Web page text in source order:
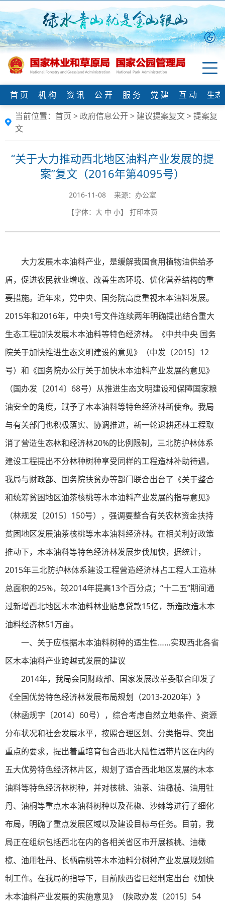
首 页 机 构 资 讯 公 开 服 务 党 建 互 动
生
当前位置： 首页 >政府信息公开>建议提案复文>提案复
文
“关于大力推动西北地区油料产业发展的提
案”复文（2016年第4095号）
2016-11-08 来源：办公室
【字体： 大 中 小】 打印本页
大力发展木本油料产业，是缓解我国食用植物油供给矛
盾，促进农民就业增收、改善生态环境、优化营养结构的重
要措施。近年来，党中央、国务院高度重视木本油料发展。
2015年和2016年，中央1号文件连续两年明确提出结合重大
生态工程加快发展木本油料等特色经济林。《中共中央 国务
院关于加快推进生态文明建设的意见》（中发〔2015〕12
号）和《国务院办公厅关于加快木本油料产业发展的意见》
（国办发〔2014〕68号）从推进生态文明建设和保障国家粮
油安全的角度，赋予了木本油料等特色经济林新使命。我局
与有关部门也积极落实、协调推进，新一轮退耕还林工程取
消了营造生态林和经济林20%的比例限制，三北防护林体系
建设工程提出不分林种树种享受同样的工程造林补助待遇，
我局与财政部、国务院扶贫办等部门联合出台了《关于整合
和统筹贫困地区油茶核桃等木本油料产业发展的指导意见》
（林规发〔2015〕150号），强调要整合有关农林资金扶持
贫困地区发展油茶核桃等木本油料经济林。在相关利好政策
推动下，木本油料等特色经济林发展步伐加快，据统计，
2015年三北防护林体系建设工程营造经济林占工程人工造林
总面积的25%，较2014年提高13个百分点；“十二五”期间通
过新增西北地区木本油料林业贴息贷款15亿，新造改造木本
油料经济林51万亩。
一、关于应根据木本油料树种的适生性……实现西北各省
区木本油料产业跨越式发展的建议
2014年，我局会同财政部、国家发展改革委联合印发了
《全国优势特色经济林发展布局规划（2013-2020年）》
（林函规字〔2014〕60号），综合考虑自然立地条件、资源
分布状况和社会发展水平，按照合理区划、分类指导、突出
重点的要求，提出着重培育包含西北大陆性温带片区在内的
五大优势特色经济林片区，规划了适合西北地区发展的木本
油料等特色经济林树种，并对核桃、油茶、油橄榄、油用牡
丹、油桐等重点木本油料树种以及花椒、沙棘等进行了细化
布局，明确了重点发展区域以及建设目标与任务。目前，我
局正在组织包括西北在内的各相关省区市开展核桃、油橄
榄、油用牡丹、长柄扁桃等木本油料分树种产业发展规划编
制工作。在我局的指导下，目前陕西省已经制定出台《加快
木本油料产业发展的实施意见》（陕政办发〔2015〕54